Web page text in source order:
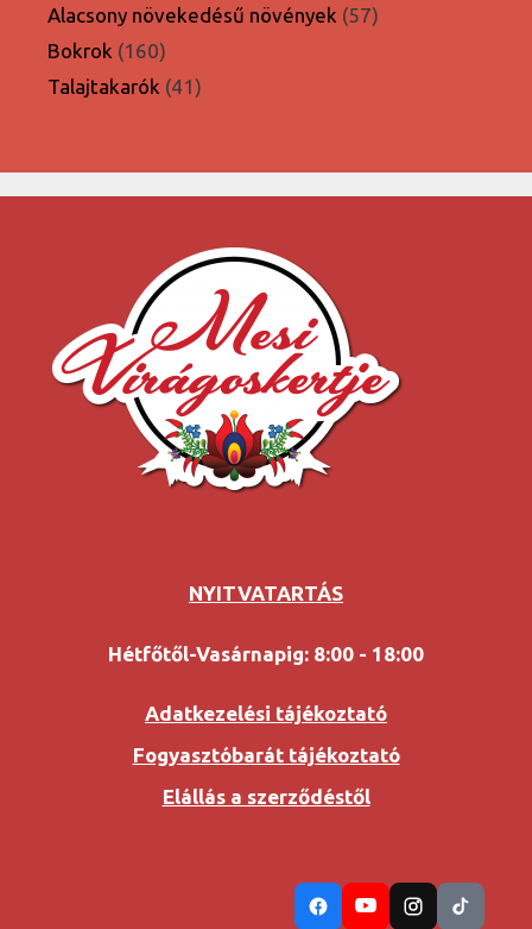
termék
Alacsony növekedésű növények 5757
Bokrok 160160
termék
Talajtakarók 4141
NYITVATARTÁS
Hétfőtől-Vasárnapig: 8:00 - 18:00
Adatkezelési tájékoztató
Fogyasztóbarát tájékoztató
Elállás a szerződéstől